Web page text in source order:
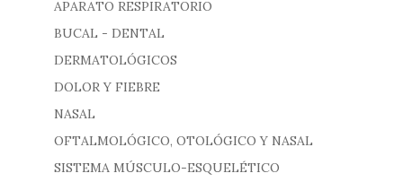
APARATO RESPIRATORIO
BUCAL - DENTAL
DERMATOLÓGICOS
DOLOR Y FIEBRE
NASAL
OFTALMOLÓGICO, OTOLÓGICO Y NASAL
SISTEMA MÚSCULO-ESQUELÉTICO